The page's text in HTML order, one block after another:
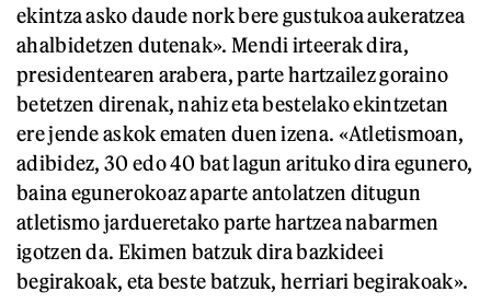
ekintza asko daude nork bere gustukoa aukeratzea
ahalbidetzen dutenak». Mendi irteerak dira,
presidentearen arabera, parte hartzailez goraino
betetzen direnak, nahiz eta bestelako ekintzetan
ere jende askok ematen duen izena. «Atletismoan,
adibidez, 30 edo 40 bat lagun arituko dira egunero,
baina egunerokoaz aparte antolatzen ditugun
atletismo jardueretako parte hartzea nabarmen
igotzen da. Ekimen batzuk dira bazkideei
begirakoak, eta beste batzuk, herriari begirakoak».